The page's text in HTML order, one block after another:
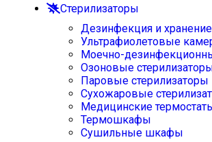
Стерилизаторы
Дезинфекция и хранение
Ультрафиолетовые
Моечно-
Озоновые
Паровые стерилизаторы
Сухожаровые
Медицинские
Термошкафы
Сушильные шкафы